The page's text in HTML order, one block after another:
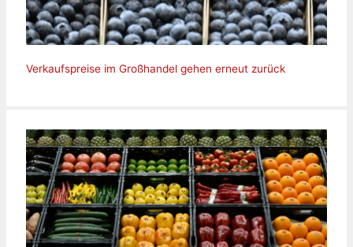
Verkaufspreise im Großhandel gehen erneut zurück